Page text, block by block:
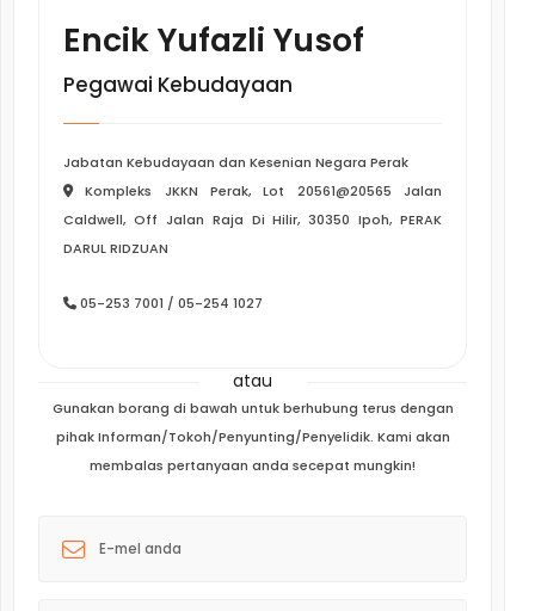
Encik Yufazli Yusof
Pegawai Kebudayaan
Jabatan Kebudayaan dan Kesenian Negara Perak
Kompleks JKKN Perak, Lot 20561@20565 Jalan
Caldwell, Off Jalan Raja Di Hilir, 30350 Ipoh, PERAK
DARUL RIDZUAN
05-253 7001 / 05-254 1027
atau
Gunakan borang di bawah untuk berhubung terus dengan
pihak Informan/Tokoh/Penyunting/Penyelidik. Kami akan
membalas pertanyaan anda secepat mungkin!